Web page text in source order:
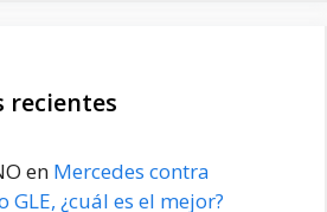
recientes
en Mercedes contra
GLE, ¿cuál es el mejor?